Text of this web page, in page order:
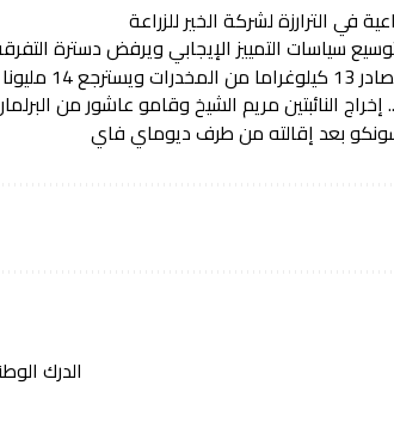
في الترارزة لشركة الخير للزراعة
سياسات التمييز الإيجابي ويرفض دسترة
مليونا
النائبتين مريم الشيخ وقامو عاشور من
بعد إقالته من طرف ديوماي فاي
الدرك الوطني يعلن حجز 10